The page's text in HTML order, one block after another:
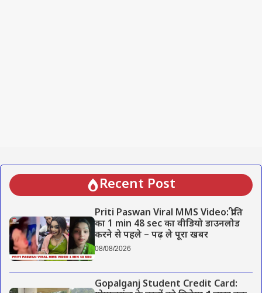
Recent Post
Priti Paswan Viral MMS Video: प्रीति
का 1 min 48 sec का वीडियो डाउनलोड
करने से पहले – पढ़ ले पूरा खबर
08/08/2026
Gopalganj Student Credit Card: